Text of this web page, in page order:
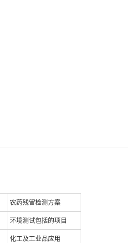
农药残留检测方案
环境测试包括的项目
化工及工业品应用